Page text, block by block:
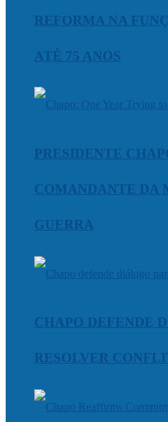
REFORMA NA
ATÉ 75 ANOS
PRESIDENTE
COMANDANTE DA
GUERRA
CHAPO DEFENDE
RESOLVER